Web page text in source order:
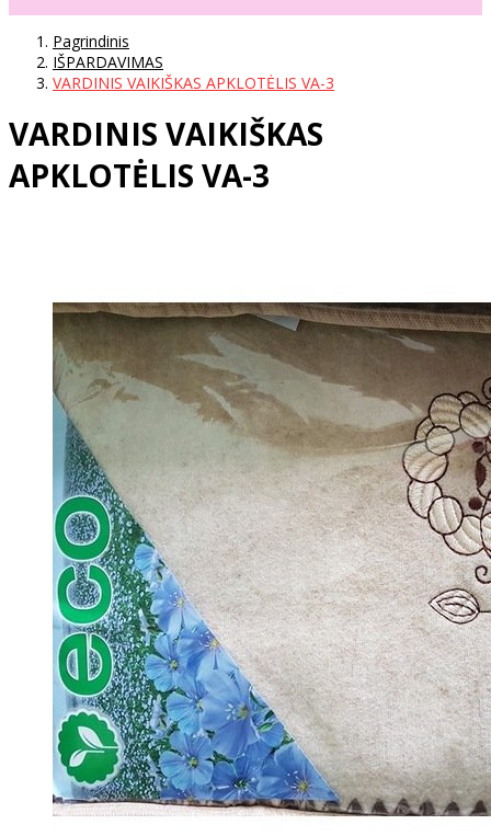
Pagrindinis
IŠPARDAVIMAS
VARDINIS VAIKIŠKAS APKLOTĖLIS VA-3
VARDINIS VAIKIŠKAS
APKLOTĖLIS VA-3